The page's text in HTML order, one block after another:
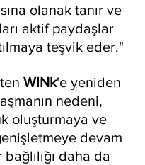
olanak tanır ve
aktif paydaşlar
teşvik eder."
WINk'e yeniden
nedeni,
oluşturmaya ve
devam
daha da